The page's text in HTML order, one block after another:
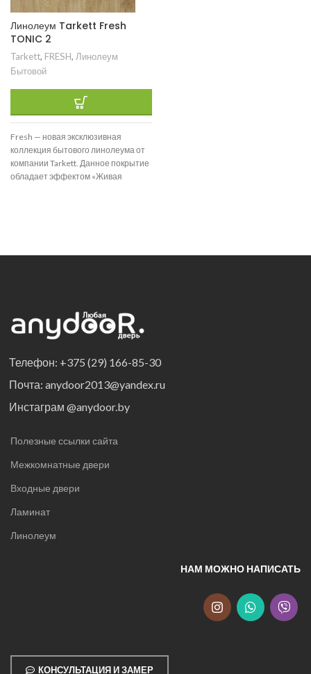
Линолеум Tarkett Fresh
TONIC 2
Tarkett, FRESH, Линолеум
Бытовой
Fresh — новая эксклюзивная
коллекция бытового линолеума от
компании Tarkett. Данное покрытие
обладает эффектом «Живая
Телефон: +375 (29) 166-85-30
Почта: anydoor2013@yandex.ru
Инстаграм @anydoor.by
Полезные ссылки сайта
Межкомнатные двери
Входные двери
Ламинат
Линолеум
НАМ МОЖНО НАПИСАТЬ
КОНСУЛЬТАЦИЯ И ЗАМЕР